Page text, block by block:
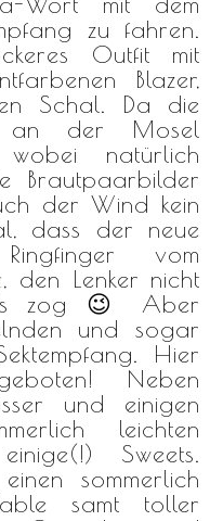
zu fahren.
Outfit mit
Blazer,
Schal. Da die
an der Mosel
natürlich
Brautpaarbilder
der Wind kein
dass der neue
vom
, den Lenker nicht
zog 😉 Aber
und sogar
Hier
Neben
und einigen
leichten
Sweets.
sommerlich
samt toller